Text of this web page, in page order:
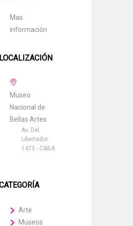
Mas
información
LOCALIZACIÓN
Museo
Nacional de
Bellas Artes
Av. Del
Libertador
1473 - CABA
Arte
Museos